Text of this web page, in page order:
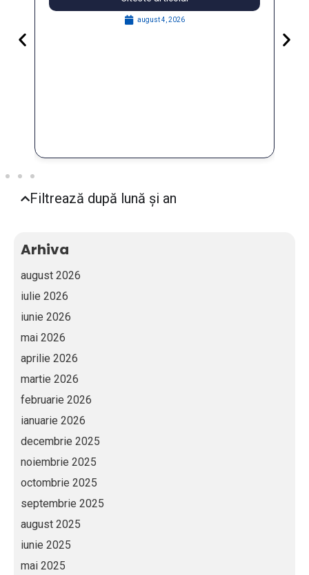
Participatory
Filtrează după lună și an
Arhiva
august 2026
iulie 2026
iunie 2026
mai 2026
aprilie 2026
martie 2026
februarie 2026
ianuarie 2026
decembrie 2025
noiembrie 2025
octombrie 2025
septembrie 2025
august 2025
iunie 2025
mai 2025